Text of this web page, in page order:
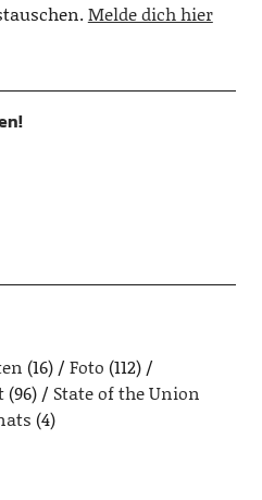
Melde dich hier
(16) Foto (112)
(96)
State of the Union
(4)